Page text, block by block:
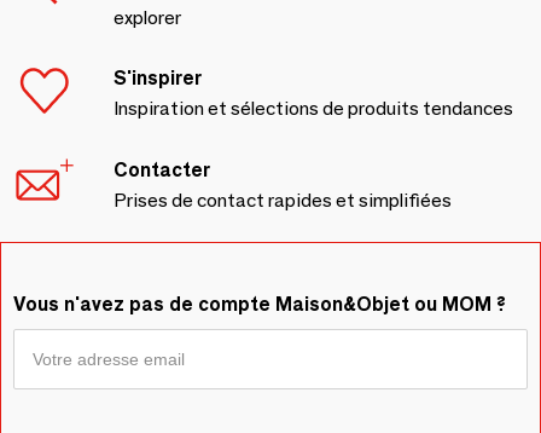
explorer
S'inspirer
Inspiration et sélections de produits tendances
Contacter
Prises de contact rapides et simplifiées
Vous n'avez pas de compte Maison&Objet ou MOM ?